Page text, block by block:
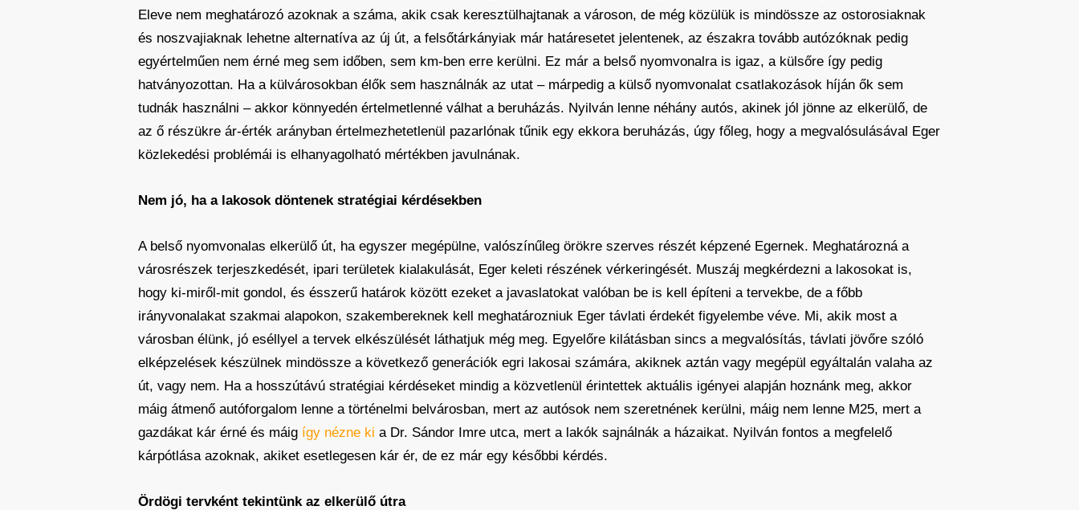
Eleve nem meghatározó azoknak a száma, akik csak keresztülhajtanak a városon, de még közülük is mindössze az ostorosiaknak
és noszvajiaknak lehetne alternatíva az új út, a felsőtárkányiak már határesetet jelentenek, az északra tovább autózóknak pedig
egyértelműen nem érné meg sem időben, sem km-ben erre kerülni. Ez már a belső nyomvonalra is igaz, a külsőre így pedig
hatványozottan. Ha a külvárosokban élők sem használnák az utat – márpedig a külső nyomvonalat csatlakozások híján ők sem
tudnák használni – akkor könnyedén értelmetlenné válhat a beruházás. Nyilván lenne néhány autós, akinek jól jönne az elkerülő, de
az ő részükre ár-érték arányban értelmezhetetlenül pazarlónak tűnik egy ekkora beruházás, úgy főleg, hogy a megvalósulásával Eger
közlekedési problémái is elhanyagolható mértékben javulnának.
Nem jó, ha a lakosok döntenek stratégiai kérdésekben
A belső nyomvonalas elkerülő út, ha egyszer megépülne, valószínűleg örökre szerves részét képzené Egernek. Meghatározná a
városrészek terjeszkedését, ipari területek kialakulását, Eger keleti részének vérkeringését. Muszáj megkérdezni a lakosokat is,
hogy ki-miről-mit gondol, és ésszerű határok között ezeket a javaslatokat valóban be is kell építeni a tervekbe, de a főbb
irányvonalakat szakmai alapokon, szakembereknek kell meghatározniuk Eger távlati érdekét figyelembe véve. Mi, akik most a
városban élünk, jó eséllyel a tervek elkészülését láthatjuk még meg. Egyelőre kilátásban sincs a megvalósítás, távlati jövőre szóló
elképzelések készülnek mindössze a következő generációk egri lakosai számára, akiknek aztán vagy megépül egyáltalán valaha az
út, vagy nem. Ha a hosszútávú stratégiai kérdéseket mindig a közvetlenül érintettek aktuális igényei alapján hoznánk meg, akkor
máig átmenő autóforgalom lenne a történelmi belvárosban, mert az autósok nem szeretnének kerülni, máig nem lenne M25, mert a
gazdákat kár érné és máig így nézne ki a Dr. Sándor Imre utca, mert a lakók sajnálnák a házaikat. Nyilván fontos a megfelelő
kárpótlása azoknak, akiket esetlegesen kár ér, de ez már egy későbbi kérdés.
Ördögi tervként tekintünk az elkerülő útra